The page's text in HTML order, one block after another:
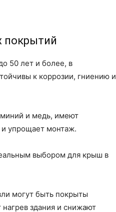
покрытий
50 лет и более, в
к коррозии, гниению и
и медь, имеют
и упрощает монтаж.
выбором для крыш в
могут быть покрыты
здания и снижают